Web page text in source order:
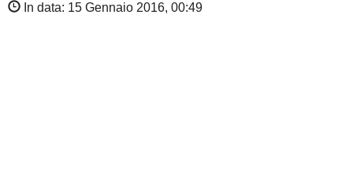
In data: 15 Gennaio 2016, 00:49